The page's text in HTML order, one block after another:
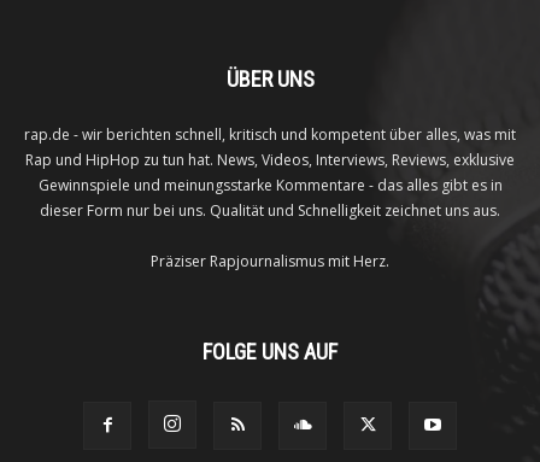
ÜBER UNS
rap.de - wir berichten schnell, kritisch und kompetent über alles, was mit
Rap und HipHop zu tun hat. News, Videos, Interviews, Reviews, exklusive
Gewinnspiele und meinungsstarke Kommentare - das alles gibt es in
dieser Form nur bei uns. Qualität und Schnelligkeit zeichnet uns aus.
Präziser Rapjournalismus mit Herz.
FOLGE UNS AUF